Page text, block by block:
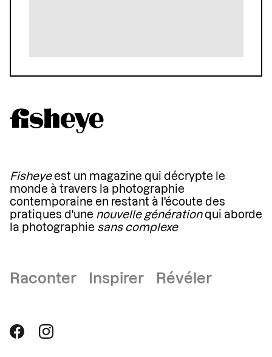
Fisheyeest un magazine qui décrypte le
monde à travers la photographie
contemporaine en restant à l'écoute des
pratiques d'une nouvelle générationqui aborde
la photographie sans complexe
Raconter Inspirer Révéler